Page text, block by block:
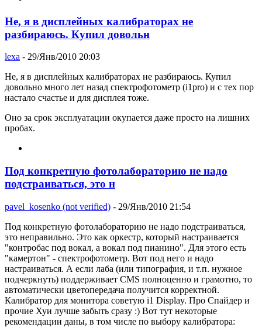
Не, я в дисплейных калибраторах не
разбираюсь. Купил довольн
lexa - 29/Янв/2010 20:03
Не, я в дисплейных калибраторах не разбираюсь. Купил
довольно много лет назад спектрофотометр (i1pro) и с тех пор
настало счастье и для дисплея тоже.
Оно за срок эксплуатации окупается даже просто на лишних
пробах.
Под конкретную фотолабораторию не надо
подстраиваться, это н
pavel_kosenko (not verified) - 29/Янв/2010 21:54
Под конкретную фотолабораторию не надо подстраиваться,
это неправильно. Это как оркестр, который настраивается
"контробас под вокал, а вокал под пианино". Для этого есть
"камертон" - спектрофотометр. Вот под него и надо
настраиваться. А если лаба (или типография, и т.п. нужное
подчеркнуть) поддерживает CMS полноценно и грамотно, то
автоматически цветопередача получится корректной.
Калибратор для монитора советую i1 Display. Про Спайдер и
прочие Хуи лучше забыть сразу :) Вот тут некоторые
рекомендации даны, в том числе по выбору калибратора: